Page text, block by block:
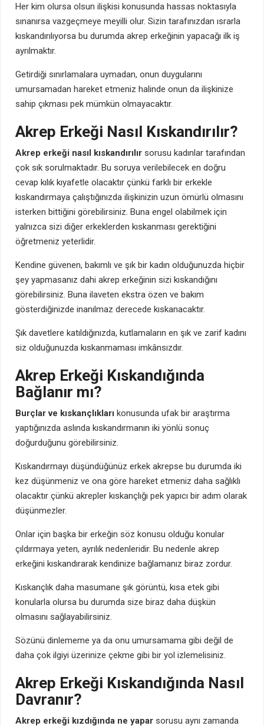
Her kim olursa olsun ilişkisi konusunda hassas noktasıyla
sınanırsa vazgeçmeye meyilli olur. Sizin tarafınızdan ısrarla
kıskandırılıyorsa bu durumda akrep erkeğinin yapacağı ilk iş
ayrılmaktır.
Getirdiği sınırlamalara uymadan, onun duygularını
umursamadan hareket etmeniz halinde onun da ilişkinize
sahip çıkması pek mümkün olmayacaktır.
Akrep Erkeği Nasıl Kıskandırılır?
Akrep erkeği nasıl kıskandırılır sorusu kadınlar tarafından
çok sık sorulmaktadır. Bu soruya verilebilecek en doğru
cevap kılık kıyafetle olacaktır çünkü farklı bir erkekle
kıskandırmaya çalıştığınızda ilişkinizin uzun ömürlü olmasını
isterken bittiğini görebilirsiniz. Buna engel olabilmek için
yalnızca sizi diğer erkeklerden kıskanması gerektiğini
öğretmeniz yeterlidir.
Kendine güvenen, bakımlı ve şık bir kadın olduğunuzda hiçbir
şey yapmasanız dahi akrep erkeğinin sizi kıskandığını
görebilirsiniz. Buna ilaveten ekstra özen ve bakım
gösterdiğinizde inanılmaz derecede kıskanacaktır.
Şık davetlere katıldığınızda, kutlamaların en şık ve zarif kadını
siz olduğunuzda kıskanmaması imkânsızdır.
Akrep Erkeği Kıskandığında
Bağlanır mı?
Burçlar ve kıskançlıkları konusunda ufak bir araştırma
yaptığınızda aslında kıskandırmanın iki yönlü sonuç
doğurduğunu görebilirsiniz.
Kıskandırmayı düşündüğünüz erkek akrepse bu durumda iki
kez düşünmeniz ve ona göre hareket etmeniz daha sağlıklı
olacaktır çünkü akrepler kıskançlığı pek yapıcı bir adım olarak
düşünmezler.
Onlar için başka bir erkeğin söz konusu olduğu konular
çıldırmaya yeten, ayrılık nedenleridir. Bu nedenle akrep
erkeğini kıskandırarak kendinize bağlamanız biraz zordur.
Kıskançlık daha masumane şık görüntü, kısa etek gibi
konularla olursa bu durumda size biraz daha düşkün
olmasını sağlayabilirsiniz.
Sözünü dinlememe ya da onu umursamama gibi değil de
daha çok ilgiyi üzerinize çekme gibi bir yol izlemelisiniz.
Akrep Erkeği Kıskandığında Nasıl
Davranır?
Akrep erkeği kızdığında ne yapar sorusu aynı zamanda